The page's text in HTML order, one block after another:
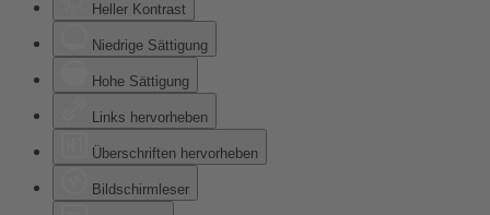
Heller Kontrast
Niedrige Sättigung
Hohe Sättigung
Links hervorheben
Überschriften hervorheben
Bildschirmleser